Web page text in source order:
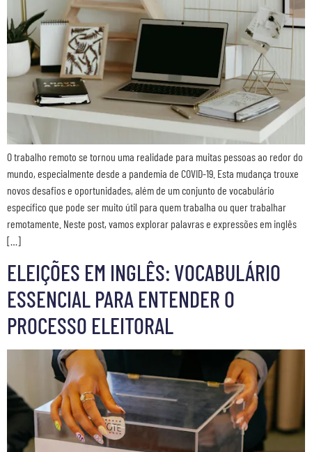
O trabalho remoto se tornou uma realidade para muitas pessoas ao redor do
mundo, especialmente desde a pandemia de COVID-19. Esta mudança trouxe
novos desafios e oportunidades, além de um conjunto de vocabulário
específico que pode ser muito útil para quem trabalha ou quer trabalhar
remotamente. Neste post, vamos explorar palavras e expressões em inglês
[…]
ELEIÇÕES EM INGLÊS: VOCABULÁRIO
ESSENCIAL PARA ENTENDER O
PROCESSO ELEITORAL